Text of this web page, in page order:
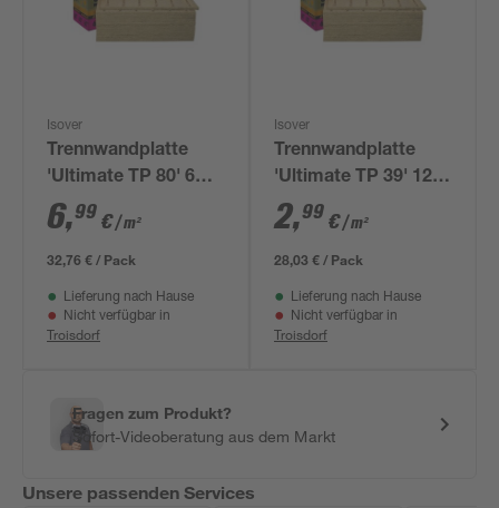
Isover
Trennwandplatte
'Ultimate TP 80' 6
Stück
6,99 €/ m²
32,76 € / Pack
Lieferung nach Hause
Nicht verfügbar in
Troisdorf
Isover
Trennwandplatte
'Ultimate TP 39' 12
Stück
2,99 €/ m²
28,03 € / Pack
Lieferung nach Hause
Nicht verfügbar in
Troisdorf
Fragen zum Produkt?
Sofort-Videoberatung aus dem Markt
Unsere passenden Services